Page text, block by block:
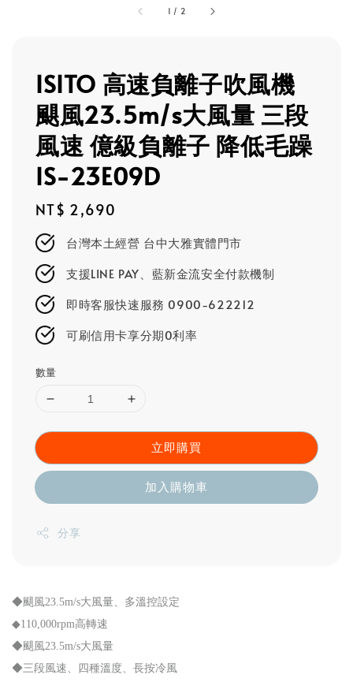
1 / 2
ISITO 高速負離子吹風機
颶風23.5m/s大風量 三段
風速 億級負離子 降低毛躁
IS-23E09D
Regular
price
NT$ 2,690
台灣本土經營 台中大雅實體門市
支援LINE PAY、藍新金流安全付款機制
即時客服快速服務 0900-622212
可刷信用卡享分期0利率
數量
立即購買
加入購物車
分享
◆颶風23.5m/s大風量、多溫控設定
◆110,000rpm高轉速
◆颶風23.5m/s大風量
◆三段風速、四種溫度、長按冷風